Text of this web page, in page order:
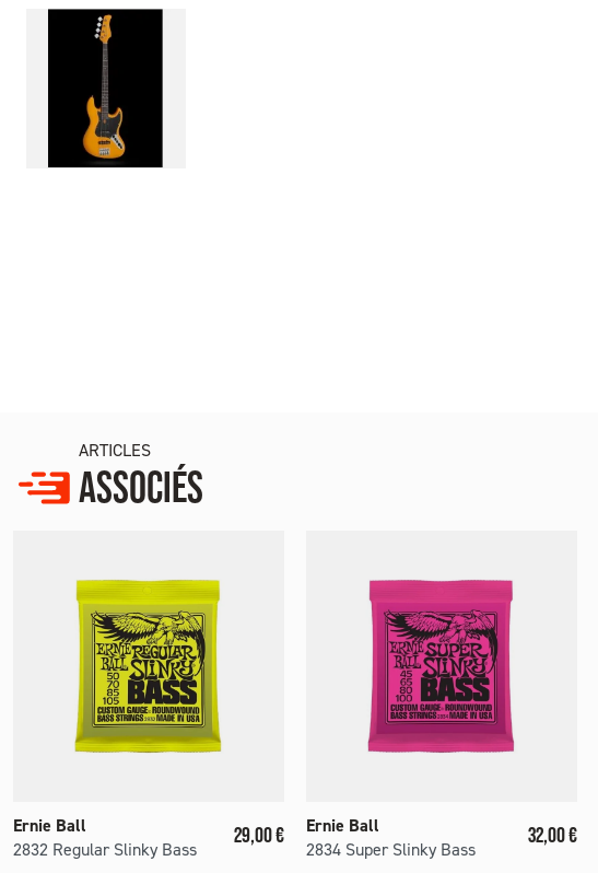
ARTICLES
ASSOCIÉS
Ernie Ball
2832 Regular Slinky Bass
Prix
29,00 €
Ernie Ball
2834 Super Slinky Bass
Prix
32,00 €